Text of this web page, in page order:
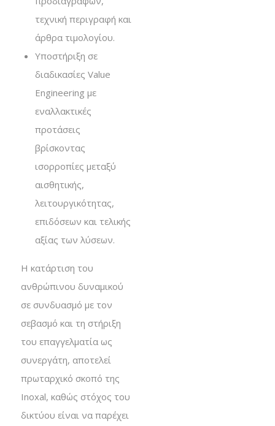
τεχνική περιγραφή και
άρθρα τιμολογίου.
Υποστήριξη σε
διαδικασίες Value
Engineering με
εναλλακτικές
προτάσεις
βρίσκοντας
ισορροπίες μεταξύ
αισθητικής,
λειτουργικότητας,
επιδόσεων και τελικής
αξίας των λύσεων.
Η κατάρτιση του
ανθρώπινου δυναμικού
σε συνδυασμό με τον
σεβασμό και τη στήριξη
του επαγγελματία ως
συνεργάτη, αποτελεί
πρωταρχικό σκοπό της
Inoxal, καθώς στόχος του
δικτύου είναι να παρέχει